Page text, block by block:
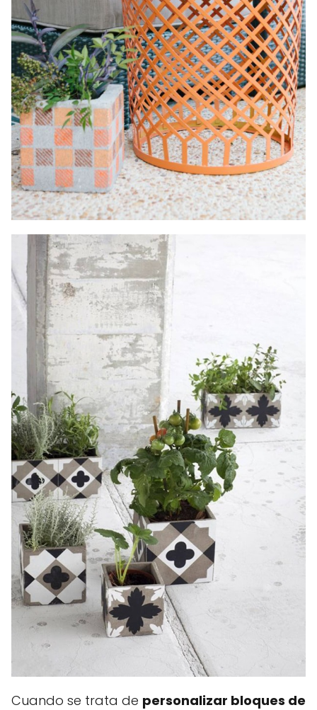
Cuando se trata de personalizar bloques de